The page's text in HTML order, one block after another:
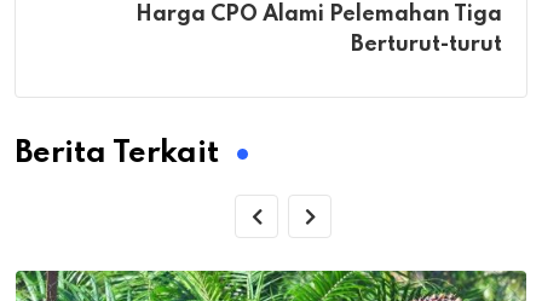
Harga CPO Alami Pelemahan Tiga
Berturut-turut
Berita Terkait